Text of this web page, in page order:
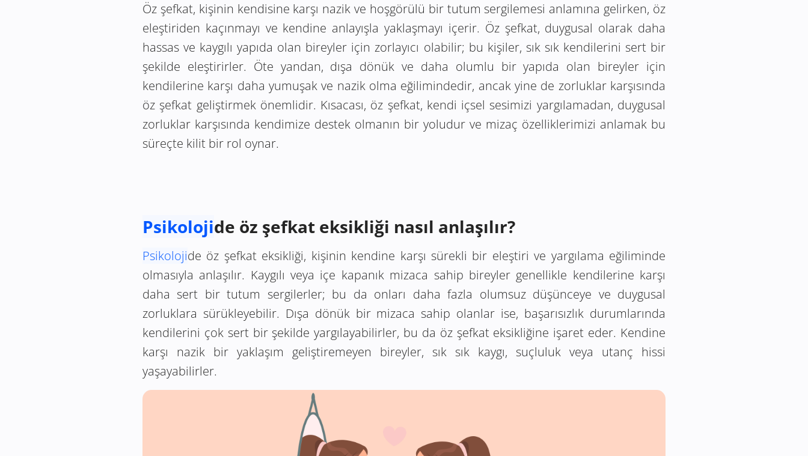
Öz şefkat, kişinin kendisine karşı nazik ve hoşgörülü bir tutum sergilemesi anlamına gelirken, öz
eleştiriden kaçınmayı ve kendine anlayışla yaklaşmayı içerir. Öz şefkat, duygusal olarak daha
hassas ve kaygılı yapıda olan bireyler için zorlayıcı olabilir; bu kişiler, sık sık kendilerini sert bir
şekilde eleştirirler. Öte yandan, dışa dönük ve daha olumlu bir yapıda olan bireyler için
kendilerine karşı daha yumuşak ve nazik olma eğilimindedir, ancak yine de zorluklar karşısında
öz şefkat geliştirmek önemlidir. Kısacası, öz şefkat, kendi içsel sesimizi yargılamadan, duygusal
zorluklar karşısında kendimize destek olmanın bir yoludur ve mizaç özelliklerimizi anlamak bu
süreçte kilit bir rol oynar.
Psikolojide öz şefkat eksikliği nasıl anlaşılır?
Psikolojide öz şefkat eksikliği, kişinin kendine karşı sürekli bir eleştiri ve yargılama eğiliminde
olmasıyla anlaşılır. Kaygılı veya içe kapanık mizaca sahip bireyler genellikle kendilerine karşı
daha sert bir tutum sergilerler; bu da onları daha fazla olumsuz düşünceye ve duygusal
zorluklara sürükleyebilir. Dışa dönük bir mizaca sahip olanlar ise, başarısızlık durumlarında
kendilerini çok sert bir şekilde yargılayabilirler, bu da öz şefkat eksikliğine işaret eder. Kendine
karşı nazik bir yaklaşım geliştiremeyen bireyler, sık sık kaygı, suçluluk veya utanç hissi
yaşayabilirler.